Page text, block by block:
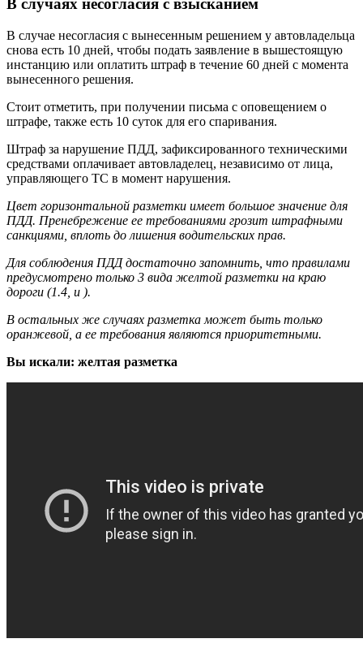
В случаях несогласия с взысканием
В случае несогласия с вынесенным решением у автовладельца
снова есть 10 дней, чтобы подать заявление в вышестоящую
инстанцию или оплатить штраф в течение 60 дней с момента
вынесенного решения.
Стоит отметить, при получении письма с оповещением о
штрафе, также есть 10 суток для его спаривания.
Штраф за нарушение ПДД, зафиксированного техническими
средствами оплачивает автовладелец, независимо от лица,
управляющего ТС в момент нарушения.
Цвет горизонтальной разметки имеет большое значение для
ПДД. Пренебрежение ее требованиями грозит штрафными
санкциями, вплоть до лишения водительских прав.
Для соблюдения ПДД достаточно запомнить, что правилами
предусмотрено только 3 вида желтой разметки на краю
дороги (1.4, и ).
В остальных же случаях разметка может быть только
оранжевой, а ее требования являются приоритетными.
Вы искали: желтая разметка